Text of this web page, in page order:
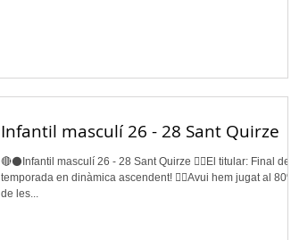
Infantil masculí 26 - 28 Sant Quirze
🔴⚫️Infantil masculí 26 - 28 Sant Quirze 👉🏽El titular: Final de
temporada en dinàmica ascendent! 👉🏽Avui hem jugat al 80%
de les...